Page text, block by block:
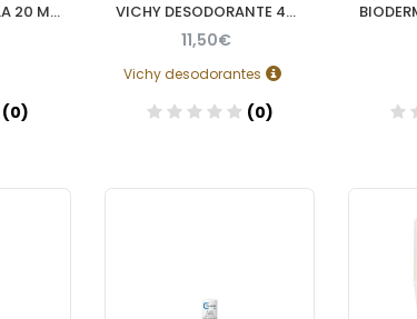
MGF AGE FORMULA 20 MONODOSIS
(0)
VICHY DESODORANTE 48H ROLLON ANTITRANSPIRANTE
11,50€
Vichy desodorantes
(0)